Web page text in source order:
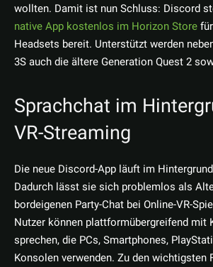
wollten. Damit ist nun Schluss: Discord
native App kostenlos im Horizon Store
Headsets bereit. Unterstützt werden
3S auch die ältere Generation Quest 2
Sprachchat im
VR-Streaming
Die neue Discord-App läuft im
Dadurch lässt sie sich problemlos als
bordeigenen Party-Chat bei Online-VR-
Nutzer können plattformübergreifend mit
sprechen, die PCs, Smartphones,
Konsolen verwenden. Zu den wichtigsten